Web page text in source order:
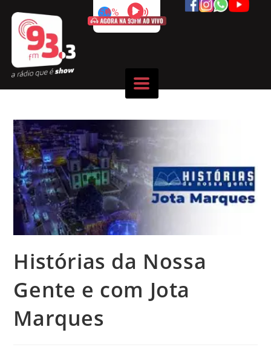
50%
Histórias da Nossa
Gente e com Jota
Marques